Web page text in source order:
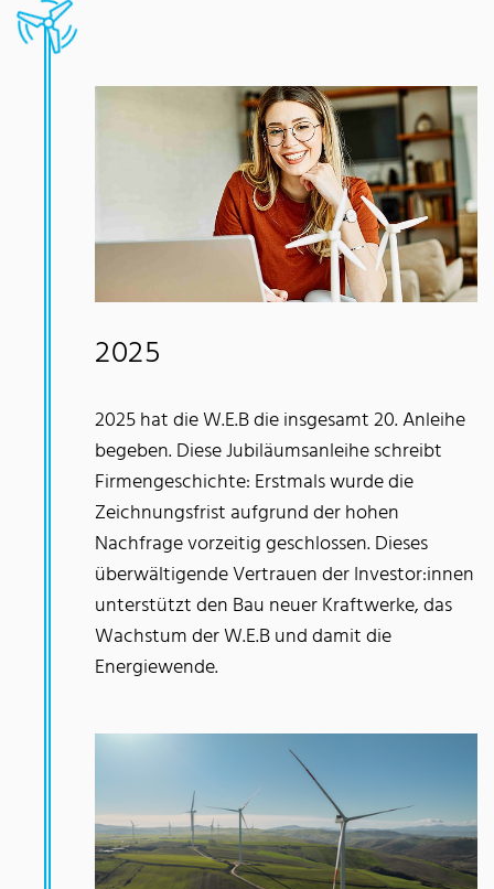
2025
2025 hat die W.E.B die insgesamt 20. Anleihe
begeben. Diese Jubiläumsanleihe schreibt
Firmengeschichte: Erstmals wurde die
Zeichnungsfrist aufgrund der hohen
Nachfrage vorzeitig geschlossen. Dieses
überwältigende Vertrauen der Investor:innen
unterstützt den Bau neuer Kraftwerke, das
Wachstum der W.E.B und damit die
Energiewende.